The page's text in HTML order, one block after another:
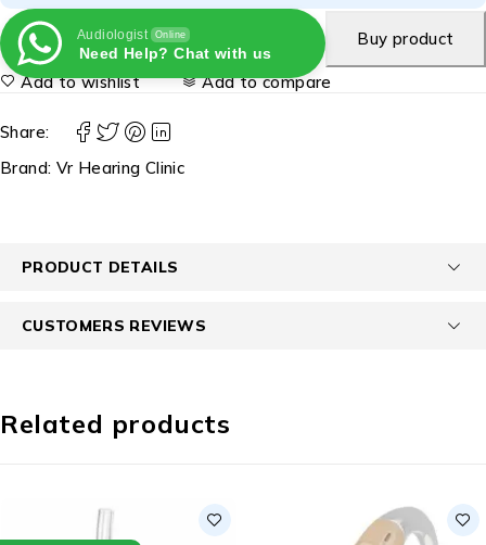
Audiologist Online
Need Help? Chat with us
Buy product
Add to wishlist Add to compare
Share:
Brand: Vr Hearing Clinic
PRODUCT DETAILS
CUSTOMERS REVIEWS
Related products